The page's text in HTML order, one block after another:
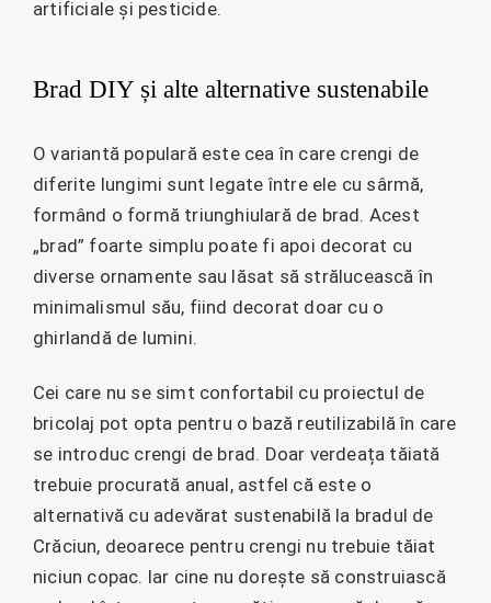
artificiale și pesticide.
Brad DIY și alte alternative sustenabile
O variantă populară este cea în care crengi de
diferite lungimi sunt legate între ele cu sârmă,
formând o formă triunghiulară de brad. Acest
„brad” foarte simplu poate fi apoi decorat cu
diverse ornamente sau lăsat să strălucească în
minimalismul său, fiind decorat doar cu o
ghirlandă de lumini.
Cei care nu se simt confortabil cu proiectul de
bricolaj pot opta pentru o bază reutilizabilă în care
se introduc crengi de brad. Doar verdeața tăiată
trebuie procurată anual, astfel că este o
alternativă cu adevărat sustenabilă la bradul de
Crăciun, deoarece pentru crengi nu trebuie tăiat
niciun copac. Iar cine nu dorește să construiască